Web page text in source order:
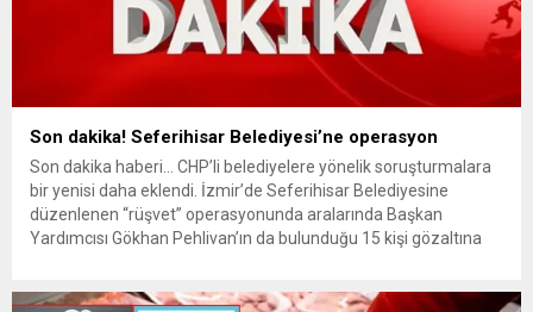
Son dakika! Seferihisar Belediyesi’ne operasyon
Son dakika haberi… CHP’li belediyelere yönelik soruşturmalara
bir yenisi daha eklendi. İzmir’de Seferihisar Belediyesine
düzenlenen “rüşvet” operasyonunda aralarında Başkan
Yardımcısı Gökhan Pehlivan’ın da bulunduğu 15 kişi gözaltına